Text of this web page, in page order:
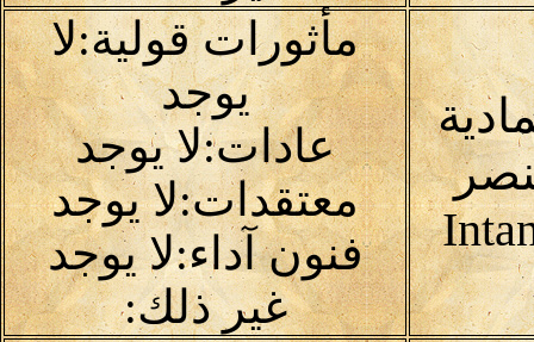
مأثورات قولية:لا
يوجد
عادات:لا يوجد
معتقدات:لا يوجد
فنون آداء:لا يوجد
غير ذلك: